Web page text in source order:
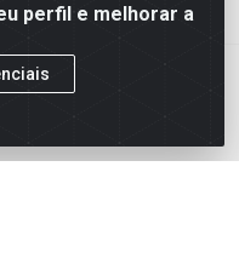
perfil e melhorar a
585/597 - Pari - São
27.717.135/0001-29